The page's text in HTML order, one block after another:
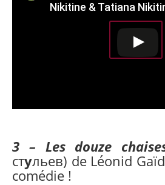
Nikitine & Tatiana
3 – Les douze
стульев) de Léonid
comédie !